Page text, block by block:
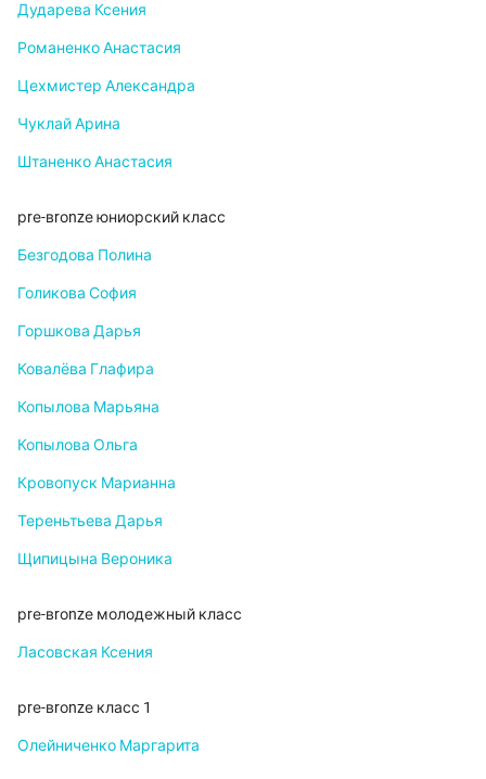
Дударева Ксения
Романенко Анастасия
Цехмистер Александра
Чуклай Арина
Штаненко Анастасия
рrе-вrоnzе юниорский класс
Безгодова Полина
Голикова София
Горшкова Дарья
Ковалёва Глафира
Копылова Марьяна
Копылова Ольга
Кровопуск Марианна
Тереньтьева Дарья
Щипицына Вероника
рrе-вrоnzе молодежный класс
Ласовская Ксения
рrе-вrоnzе класс 1
Олейниченко Маргарита